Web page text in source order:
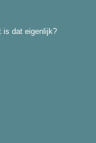
is dat eigenlijk?